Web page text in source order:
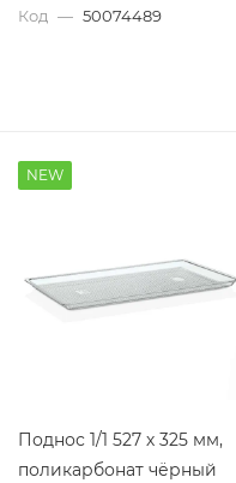
Код — 50074489
NEW
Поднос 1/1 527 х 325 мм,
поликарбонат чёрный